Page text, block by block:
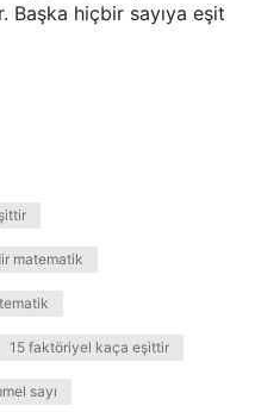
Başka hiçbir sayıya eşit
matematik
15 faktöriyel kaça eşittir
sayı